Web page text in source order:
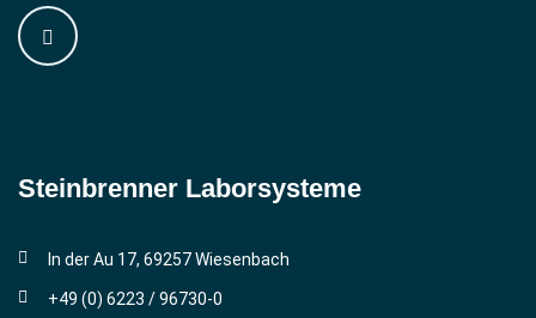
Steinbrenner ­Laborsysteme
In der Au 17, 69257 Wiesenbach
+49 (0) 6223 / 96730-0